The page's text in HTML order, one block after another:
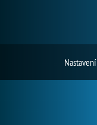
Nastavení